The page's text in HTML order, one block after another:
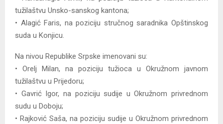
tužilaštvu Unsko-sanskog kantona;
• Alagić Faris, na poziciju stručnog saradnika Opštinskog
suda u Konjicu.
Na nivou Republike Srpske imenovani su:
• Orelj Milan, na poziciju tužioca u Okružnom javnom
tužilaštvu u Prijedoru;
• Gavrić Igor, na poziciju sudije u Okružnom privrednom
sudu u Doboju;
• Rajković Saša, na poziciju sudije u Okružnom privrednom